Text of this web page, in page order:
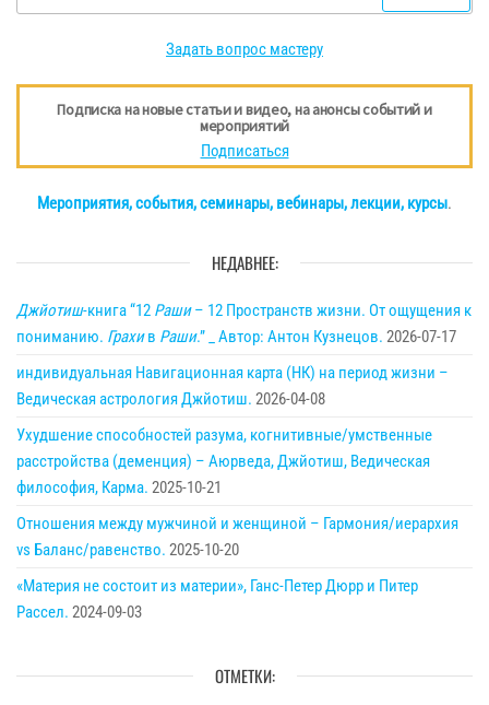
Задать вопрос мастеру
Подписка на новые статьи и видео, на анонсы событий и
мероприятий
Подписаться
Мероприятия, события, семинары, вебинары, лекции, курсы.
НЕДАВНЕЕ:
Джйотиш-книга “12 Раши– 12 Пространств жизни. От ощущения к
пониманию. Грахив Раши.” _ Автор: Антон Кузнецов. 2026-07-17
индивидуальная Навигационная карта (НК) на период жизни –
Ведическая астрология Джйотиш. 2026-04-08
Ухудшение способностей разума, когнитивные/умственные
расстройства (деменция) – Аюрведа, Джйотиш, Ведическая
философия, Карма. 2025-10-21
Отношения между мужчиной и женщиной – Гармония/иерархия
vs Баланс/равенство. 2025-10-20
«Материя не состоит из материи», Ганс-Петер Дюрр и Питер
Рассел. 2024-09-03
ОТМЕТКИ: